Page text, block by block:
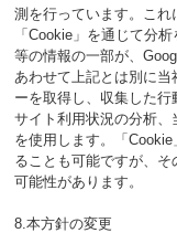
測を行っています。こ
「Cookie」を通じて分
等の情報の一部が、
あわせて上記とは別に
ーを取得し、収集した行
サイト利用状況の分析
を使用します。「
ることも可能ですが、
可能性があります。
8.本方針の変更